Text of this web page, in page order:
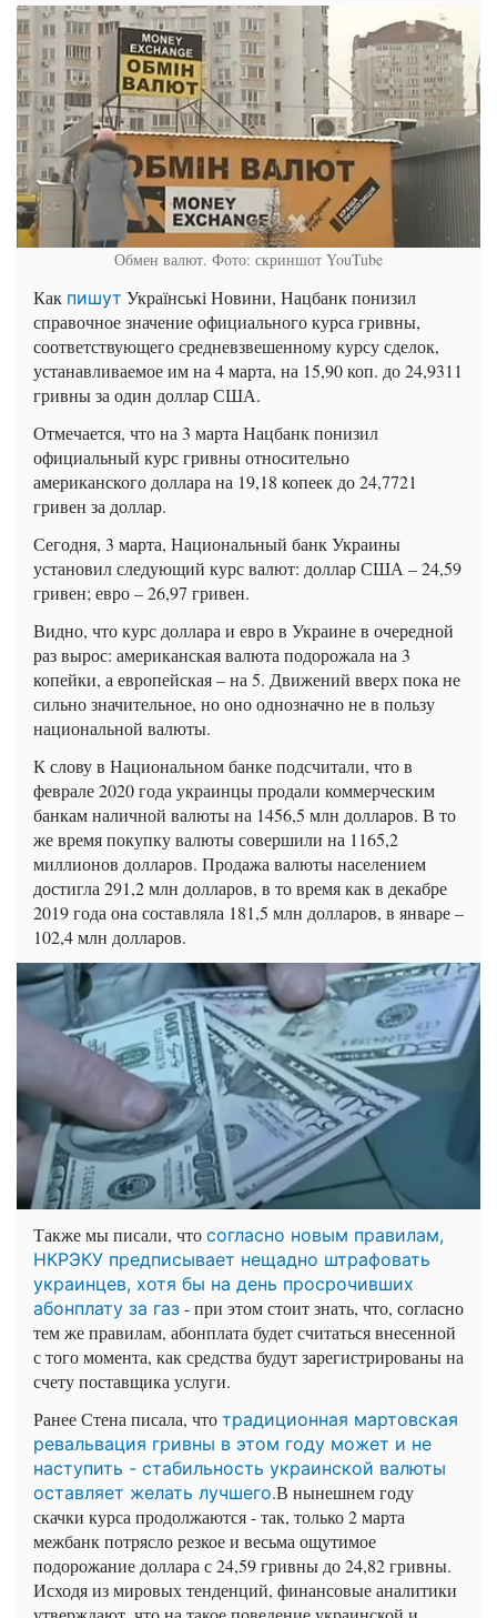
Обмен валют. Фото: скриншот YouTube
Как пишут Українські Новини, Нацбанк понизил
справочное значение официального курса гривны,
соответствующего средневзвешенному курсу сделок,
устанавливаемое им на 4 марта, на 15,90 коп. до 24,9311
гривны за один доллар США.
Отмечается, что на 3 марта Нацбанк понизил
официальный курс гривны относительно
американского доллара на 19,18 копеек до 24,7721
гривен за доллар.
Сегодня, 3 марта, Национальный банк Украины
установил следующий курс валют: доллар США – 24,59
гривен; евро – 26,97 гривен.
Видно, что курс доллара и евро в Украине в очередной
раз вырос: американская валюта подорожала на 3
копейки, а европейская – на 5. Движений вверх пока не
сильно значительное, но оно однозначно не в пользу
национальной валюты.
К слову в Национальном банке подсчитали, что в
феврале 2020 года украинцы продали коммерческим
банкам наличной валюты на 1456,5 млн долларов. В то
же время покупку валюты совершили на 1165,2
миллионов долларов. Продажа валюты населением
достигла 291,2 млн долларов, в то время как в декабре
2019 года она составляла 181,5 млн долларов, в январе –
102,4 млн долларов.
Также мы писали, что согласно новым правилам,
НКРЭКУ предписывает нещадно штрафовать
украинцев, хотя бы на день просрочивших
абонплату за газ - при этом стоит знать, что, согласно
тем же правилам, абонплата будет считаться внесенной
с того момента, как средства будут зарегистрированы на
счету поставщика услуги.
Ранее Стена писала, что традиционная мартовская
ревальвация гривны в этом году может и не
наступить - стабильность украинской валюты
оставляет желать лучшего.В нынешнем году
скачки курса продолжаются - так, только 2 марта
межбанк потрясло резкое и весьма ощутимое
подорожание доллара с 24,59 гривны до 24,82 гривны.
Исходя из мировых тенденций, финансовые аналитики